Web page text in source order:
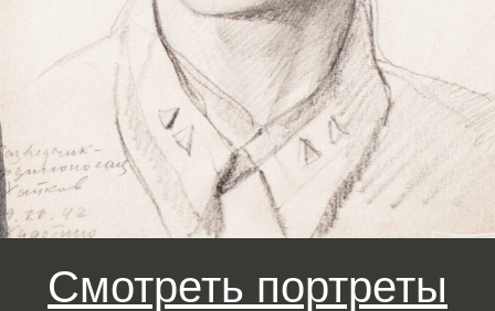
Смотреть портреты